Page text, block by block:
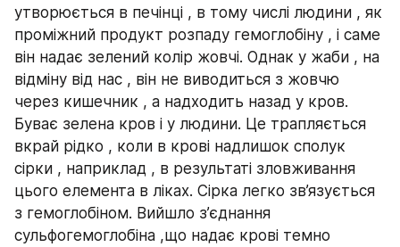
утворюється в печінці , в тому числі людини , як
проміжний продукт розпаду гемоглобіну , і саме
він надає зелений колір жовчі. Однак у жаби , на
відміну від нас , він не виводиться з жовчю
через кишечник , а надходить назад у кров.
Буває зелена кров і у людини. Це трапляється
вкрай рідко , коли в крові надлишок сполук
сірки , наприклад , в результаті зловживання
цього елемента в ліках. Сірка легко зв’язується
з гемоглобіном. Вийшло з’єднання
сульфогемоглобіна ,що надає крові темно